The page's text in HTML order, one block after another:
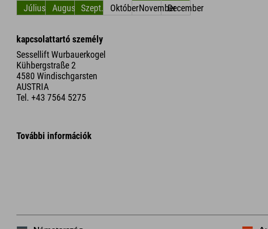
Július
AugusztusSzept. OktóberNovemberDecember
kapcsolattartó személy
Sessellift Wurbauerkogel
Kühbergstraße 2
4580 Windischgarsten
AUSTRIA
Tel. +43 7564 5275
További információk